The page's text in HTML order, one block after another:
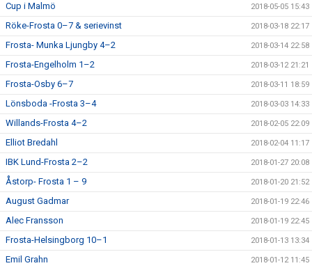
Cup i Malmö 2018-05-05 15:43
Röke-Frosta 0–7 & serievinst 2018-03-18 22:17
Frosta- Munka Ljungby 4–2 2018-03-14 22:58
Frosta-Engelholm 1–2 2018-03-12 21:21
Frosta-Osby 6–7 2018-03-11 18:59
Lönsboda -Frosta 3–4 2018-03-03 14:33
Willands-Frosta 4–2 2018-02-05 22:09
Elliot Bredahl 2018-02-04 11:17
IBK Lund-Frosta 2–2 2018-01-27 20:08
Åstorp- Frosta 1 – 9 2018-01-20 21:52
August Gadmar 2018-01-19 22:46
Alec Fransson 2018-01-19 22:45
Frosta-Helsingborg 10–1 2018-01-13 13:34
Emil Grahn 2018-01-12 11:45